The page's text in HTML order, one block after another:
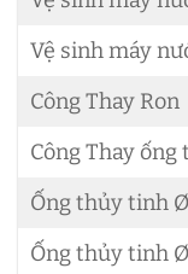
Vệ sinh máy
Công Thay Ron
Công Thay
Ống thủy tinh
Ống thủy tinh